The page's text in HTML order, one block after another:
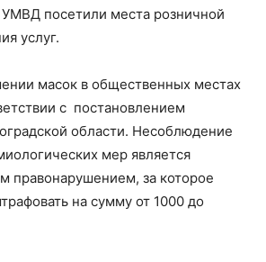
посетили места розничной
услуг.
масок в общественных местах
с постановлением
области. Несоблюдение
мер является
правонарушением, за которое
на сумму от 1000 до